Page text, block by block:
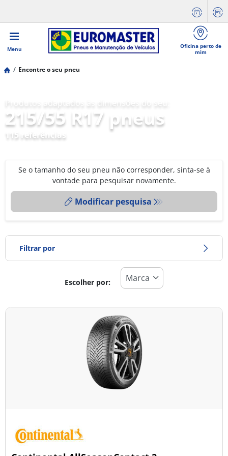
Menu
Oficina perto de
mim
Encontre o seu pneu
215/55 R17 pneus
115 referências
Se o tamanho do seu pneu não corresponder, sinta-se à
vontade para pesquisar novamente.
Modificar pesquisa
Filtrar por
Todos os tipos (115)
Todas as estações (23)
Ligeiro (109)
Escolher por: